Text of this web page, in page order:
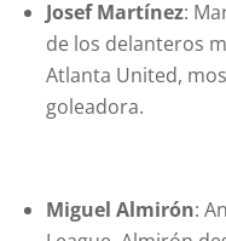
Josef Martínez:
de los delanteros
Atlanta United,
goleadora.
Miguel Almirón: